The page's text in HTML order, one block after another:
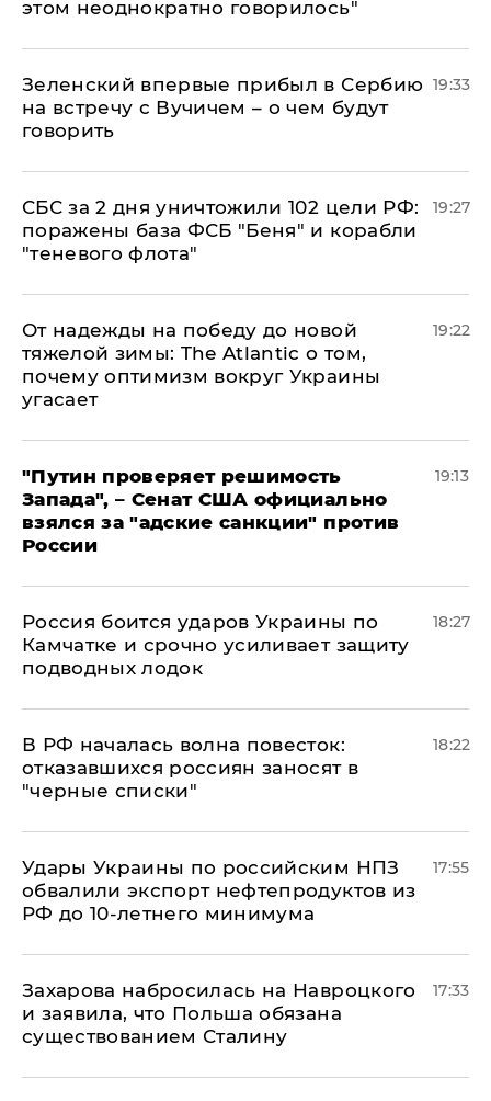
этом неоднократно говорилось"
Зеленский впервые прибыл в Сербию
на встречу с Вучичем – о чем будут
говорить
19:33
СБС за 2 дня уничтожили 102 цели РФ:
поражены база ФСБ "Беня" и корабли
"теневого флота"
19:27
От надежды на победу до новой
тяжелой зимы: The Atlantic о том,
почему оптимизм вокруг Украины
угасает
19:22
"Путин проверяет решимость
Запада", – Сенат США официально
взялся за "адские санкции" против
России
19:13
Россия боится ударов Украины по
Камчатке и срочно усиливает защиту
подводных лодок
18:27
​В РФ началась волна повесток:
отказавшихся россиян заносят в
"черные списки"
18:22
Удары Украины по российским НПЗ
обвалили экспорт нефтепродуктов из
РФ до 10-летнего минимума
17:55
​Захарова набросилась на Навроцкого
и заявила, что Польша обязана
существованием Сталину
17:33